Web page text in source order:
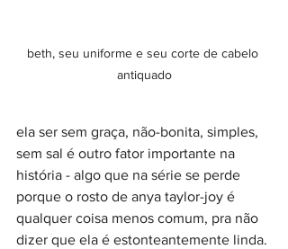
beth, seu uniforme e seu corte de cabelo
antiquado
ela ser sem graça, não-bonita, simples,
sem sal é outro fator importante na
história - algo que na série se perde
porque o rosto de anya taylor-joy é
qualquer coisa menos comum, pra não
dizer que ela é estonteantemente linda.